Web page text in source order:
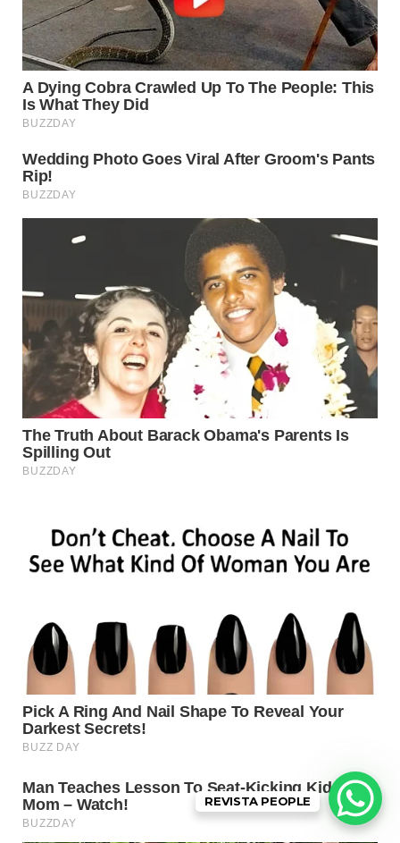
REVISTA PEOPLE